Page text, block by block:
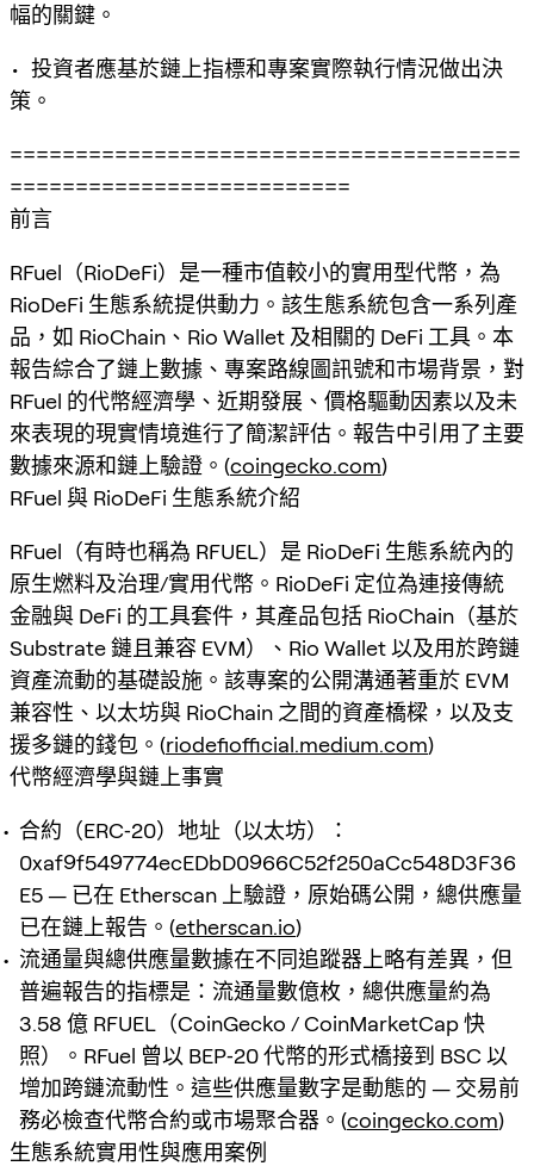
幅的關鍵。
• 投資者應基於鏈上指標和專案實際執行情況做出決
策。
=======================================
==========================
前言
RFuel（RioDeFi）是一種市值較小的實用型代幣，為
RioDeFi 生態系統提供動力。該生態系統包含一系列產
品，如 RioChain、Rio Wallet 及相關的 DeFi 工具。本
報告綜合了鏈上數據、專案路線圖訊號和市場背景，對
RFuel 的代幣經濟學、近期發展、價格驅動因素以及未
來表現的現實情境進行了簡潔評估。報告中引用了主要
數據來源和鏈上驗證。(coingecko.com)
RFuel 與 RioDeFi 生態系統介紹
RFuel（有時也稱為 RFUEL）是 RioDeFi 生態系統內的
原生燃料及治理/實用代幣。RioDeFi 定位為連接傳統
金融與 DeFi 的工具套件，其產品包括 RioChain（基於
Substrate 鏈且兼容 EVM）、Rio Wallet 以及用於跨鏈
資產流動的基礎設施。該專案的公開溝通著重於 EVM
兼容性、以太坊與 RioChain 之間的資產橋樑，以及支
援多鏈的錢包。(riodefiofficial.medium.com)
代幣經濟學與鏈上事實
合約（ERC‑20）地址（以太坊）：
0xaf9f549774ecEDbD0966C52f250aCc548D3F36
E5 — 已在 Etherscan 上驗證，原始碼公開，總供應量
已在鏈上報告。(etherscan.io)
流通量與總供應量數據在不同追蹤器上略有差異，但
普遍報告的指標是：流通量數億枚，總供應量約為
3.58 億 RFUEL（CoinGecko / CoinMarketCap 快
照）。RFuel 曾以 BEP‑20 代幣的形式橋接到 BSC 以
增加跨鏈流動性。這些供應量數字是動態的 — 交易前
務必檢查代幣合約或市場聚合器。(coingecko.com)
生態系統實用性與應用案例